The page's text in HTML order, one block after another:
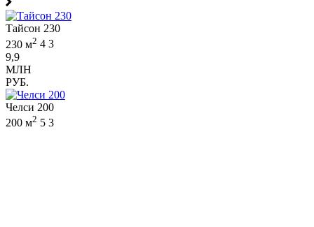
Тайсон 230
230 м2 4 3
9,9
МЛН
РУБ.
Челси 200
200 м2 5 3